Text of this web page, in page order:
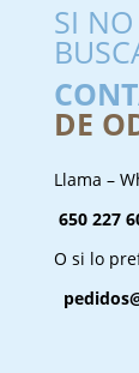
SI
DE
Llama –
650 227
O si lo